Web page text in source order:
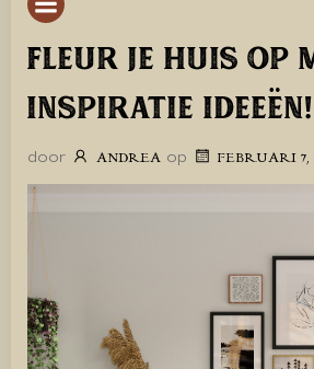
FLEUR JE HUIS OP
INSPIRATIE IDEEËN!
door ANDREA op FEBRUARI 7,